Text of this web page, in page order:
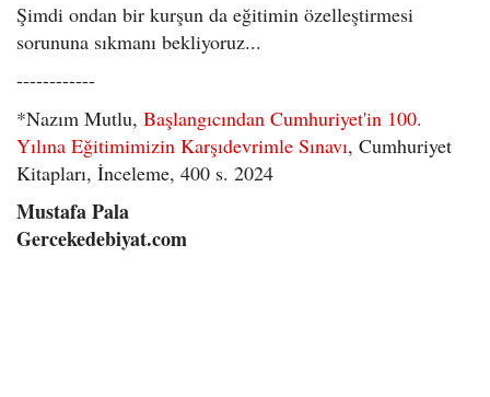
Şimdi ondan bir kurşun da eğitimin özelleştirmesi
sorununa sıkmanı bekliyoruz...
------------
*Nazım Mutlu, Başlangıcından Cumhuriyet'in 100.
Yılına Eğitimimizin Karşıdevrimle Sınavı, Cumhuriyet
Kitapları, İnceleme, 400 s. 2024
Mustafa Pala
Gercekedebiyat.com